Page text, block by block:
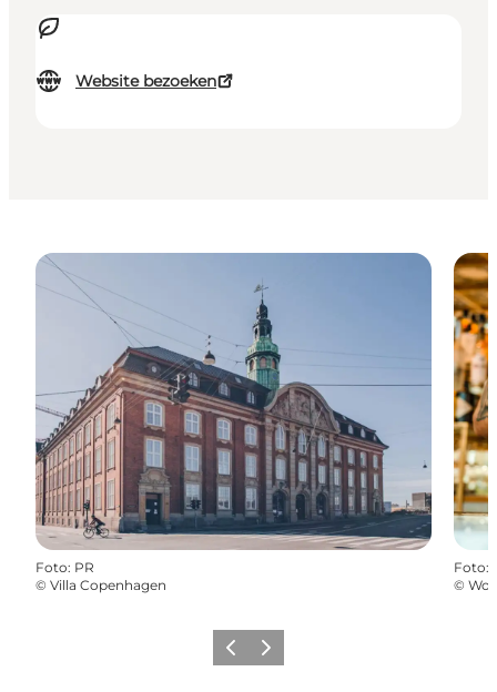
Website bezoeken
Foto: PR
© Villa Copenhagen
Foto:
©
Vorige Volgende